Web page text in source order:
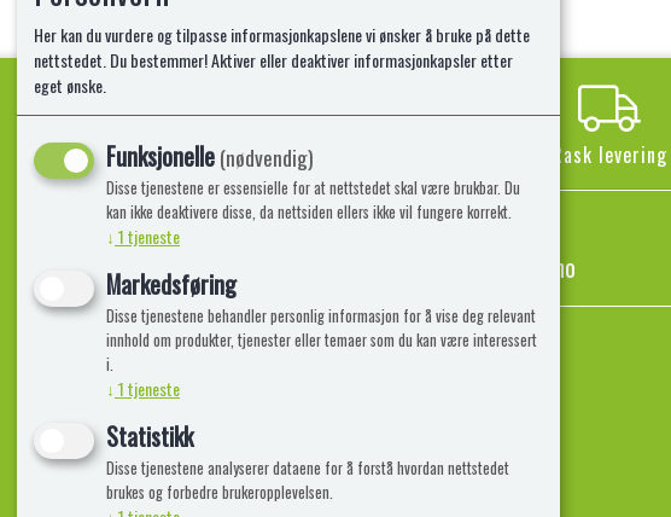
Kvalitetsprodukter! Rask levering
Informasjon
Frakt, Retur og Reklamasjon
Lekegiganten.no
Kontakt oss
Om oss
Her kan du vurdere og tilpasse informasjonkapslene vi ønsker å bruke på dette
nettstedet. Du bestemmer! Aktiver eller deaktiver informasjonkapsler etter
eget ønske.
Funksjonelle(nødvendig)
Disse tjenestene er essensielle for at nettstedet skal være brukbar. Du
kan ikke deaktivere disse, da nettsiden ellers ikke vil fungere korrekt.
↓ 1tjeneste
Markedsføring
Disse tjenestene behandler personlig informasjon for å vise deg relevant
innhold om produkter, tjenester eller temaer som du kan være interessert
i.
↓ 1tjeneste
Statistikk
Disse tjenestene analyserer dataene for å forstå hvordan nettstedet
brukes og forbedre brukeropplevelsen.